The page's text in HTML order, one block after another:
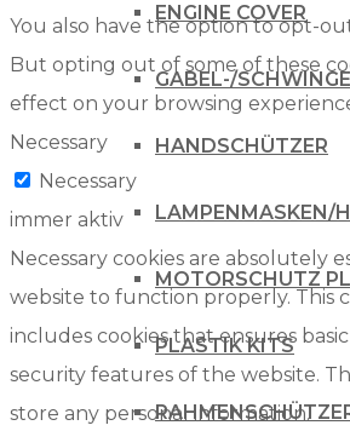
ENGINE COVER
GABEL-/
HANDSCHÜTZER
LAMPENMASKEN/
MOTORSCHUTZ
PLASTIK KITS
You also have the option to opt-
But opting out of some of these
effect on your browsing
Necessary
Necessary
immer aktiv
Necessary cookies are absolutely
website to function properly. This
includes cookies that ensures
security features of the website.
store any personal information.